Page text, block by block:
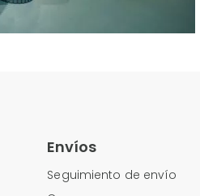
Envíos
Seguimiento de envío